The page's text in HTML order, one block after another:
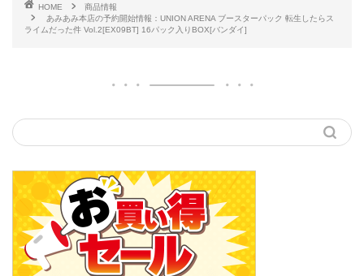
HOME
商品情報
あみあみ本店の予約開始情報：UNION ARENA ブースターパック 転生したらス
ライムだった件 Vol.2[EX09BT] 16パック入りBOX[バンダイ]